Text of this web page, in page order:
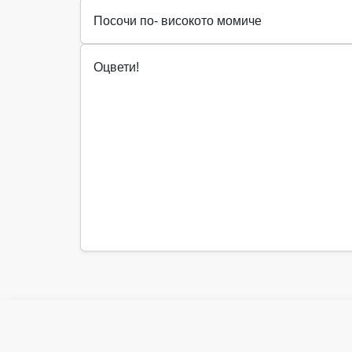
Посочи по- високото момиче
Оцвети!